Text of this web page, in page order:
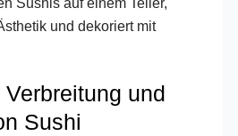
und
Sushi